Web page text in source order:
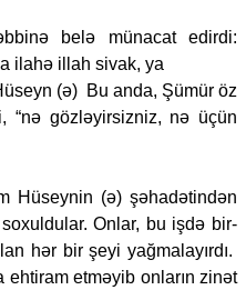
belə münacat edirdi:
ilahə illah sivak, ya
(ə) Bu anda, Şümür öz
“nə gözləyirsizniz, nə üçün
Hüseynin (ə) şəhadətindən
Onlar, bu işdə bir-
hər bir şeyi yağmalayırdı.
ehtiram etməyib onların zinət